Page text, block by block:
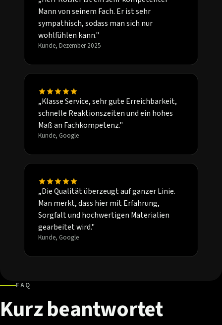
Mann von seinem Fach. Er ist sehr
sympathisch, sodass man sich nur
wohlfühlen kann."
Kunde, Dezember 2025
„Klasse Service, sehr gute Erreichbarkeit,
schnelle Reaktionszeiten und ein hohes
Maß an Fachkompetenz."
Kunde, Google
„Die Qualität überzeugt auf ganzer Linie.
Man merkt, dass hier mit Erfahrung,
Sorgfalt und hochwertigen Materialien
gearbeitet wird."
Kunde, Google
FAQ
Kurzbeantwortet